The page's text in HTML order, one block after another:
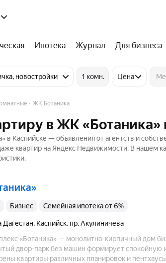
Ипотека Журнал Для бизнеса
новостройки 1 комн. Цена
ЖК Ботаника
в ЖК «Ботаника»
в Каспийске — объявления от агентств и
квартир на Яндекс Недвижимости. В нашем
бизнес Семейная ипотека от 6%
Дагестан, Каспийск, пр. Акулиничева
«Ботаника» — монолитно-кирпичный дом
двор-парк без машин формирует спокойную
квартиры различных планировок и